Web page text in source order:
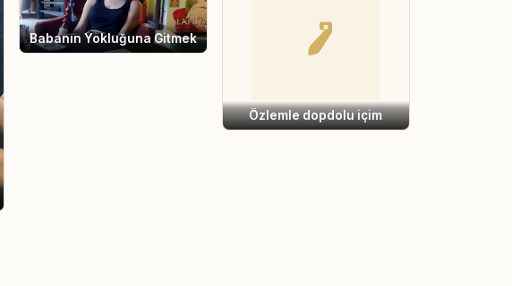
Babanın Yokluğuna Gitmek
Özlemle dopdolu içim